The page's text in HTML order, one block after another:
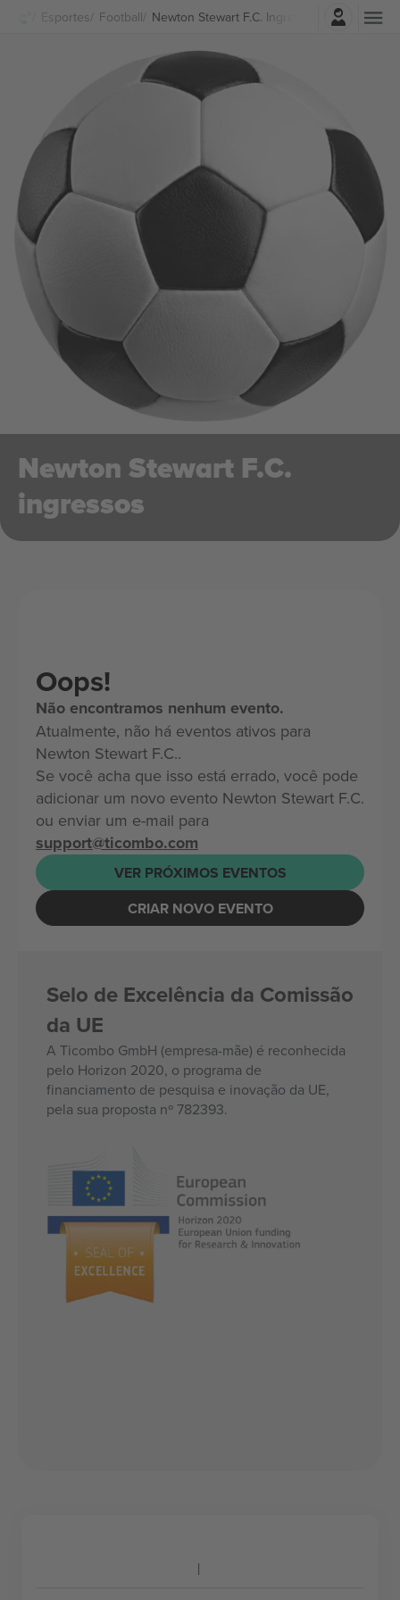
Esportes Football Newton Stewart F.C. Ingressos
Entrar
Newton Stewart F.C.
ingressos
Oops!
Não encontramos nenhum evento.
Atualmente, não há eventos ativos para
Newton Stewart F.C..
Se você acha que isso está errado, você pode
adicionar um novo evento Newton Stewart F.C.
ou enviar um e-mail para
support@ticombo.com
VER PRÓXIMOS EVENTOS
CRIAR NOVO EVENTO
Selo de Excelência da Comissão
da UE
A Ticombo GmbH (empresa-mãe) é reconhecida
pelo Horizon 2020, o programa de
financiamento de pesquisa e inovação da UE,
pela sua proposta nº 782393.